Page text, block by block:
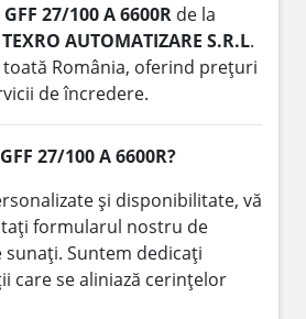
GFF 27/100 A 6600R de la
TEXRO AUTOMATIZARE S.R.L.
România, oferind prețuri
de încredere.
27/100 A 6600R?
și disponibilitate, vă
formularul nostru de
sunați. Suntem dedicați
care se aliniază cerințelor